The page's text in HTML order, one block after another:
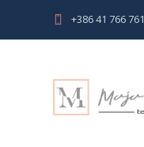
+386 41 766 761